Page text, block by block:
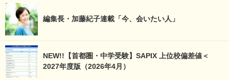
編集長・加藤紀子連載「今、会いたい人」
NEW!!【首都圏・中学受験】SAPIX 上位校偏差値＜
2027年度版（2026年4月）